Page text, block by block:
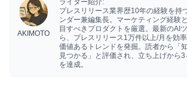
AKIMOTO
ライター紹介:
プレスリリース業界歴10年の経験を持
ンダー兼編集長。マーケティング経験
目すべきプロダクトを厳選。最新のAI
ら、プレスリリース1万件以上/月を効
価値あるトレンドを発掘。読者から「
見つかる」と評価され、立ち上げから
を達成。